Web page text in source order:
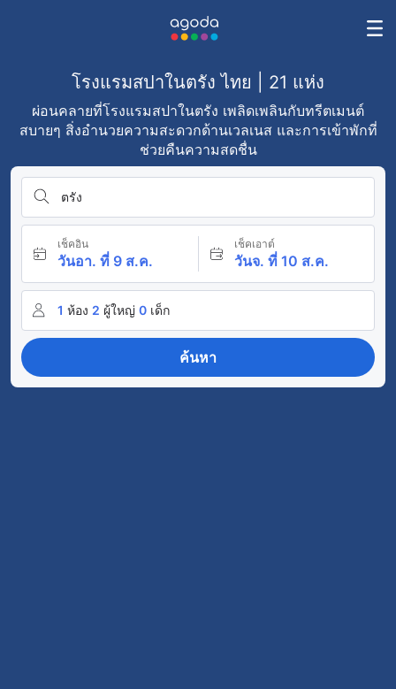
โรงแรมสปาในตรัง ไทย | 21 แห่ง
ผ่อนคลายที่โรงแรมสปาในตรัง เพลิดเพลินกับทรีตเมนต์
สบายๆ สิ่งอำนวยความสะดวกด้านเวลเนส และการเข้าพักที่
ช่วยคืนความสดชื่น
ตรัง
เช็คอิน
วันอา. ที่ 9 ส.ค.
เช็คเอาต์
วันจ. ที่ 10 ส.ค.
1 ห้อง 2 ผู้ใหญ่ 0 เด็ก
ค้นหา